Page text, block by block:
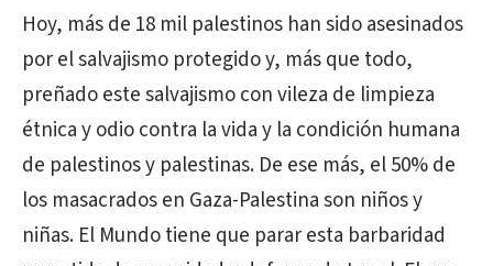
Hoy, más de 18 mil palestinos han sido asesinados
por el salvajismo protegido y, más que todo,
preñado este salvajismo con vileza de limpieza
étnica y odio contra la vida y la condición humana
de palestinos y palestinas. De ese más, el 50% de
los masacrados en Gaza-Palestina son niños y
niñas. El Mundo tiene que parar esta barbaridad